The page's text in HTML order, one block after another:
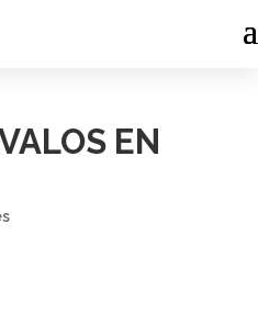
EN